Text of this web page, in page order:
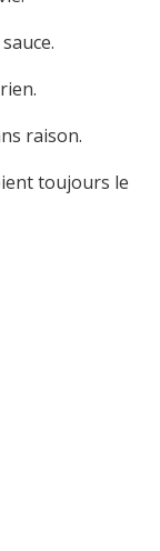
raison.
toujours le